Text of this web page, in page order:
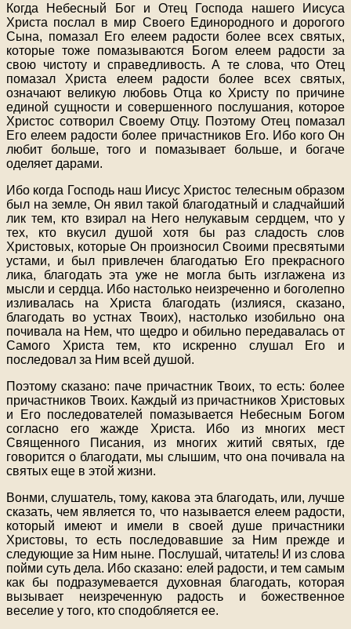
Когда Небесный Бог и Отец Господа нашего Иисуса
Христа послал в мир Своего Единородного и дорогого
Сына, помазал Его елеем радости более всех святых,
которые тоже помазываются Богом елеем радости за
свою чистоту и справедливость. А те слова, что Отец
помазал Христа елеем радости более всех святых,
означают великую любовь Отца ко Христу по причине
единой сущности и совершенного послушания, которое
Христос сотворил Своему Отцу. Поэтому Отец помазал
Его елеем радости более причастников Его. Ибо кого Он
любит больше, того и помазывает больше, и богаче
оделяет дарами.
Ибо когда Господь наш Иисус Христос телесным образом
был на земле, Он явил такой благодатный и сладчайший
лик тем, кто взирал на Него нелукавым сердцем, что у
тех, кто вкусил душой хотя бы раз сладость слов
Христовых, которые Он произносил Своими пресвятыми
устами, и был привлечен благодатью Его прекрасного
лика, благодать эта уже не могла быть изглажена из
мысли и сердца. Ибо настолько неизреченно и боголепно
изливалась на Христа благодать (излияся, сказано,
благодать во устнах Твоих), настолько изобильно она
почивала на Нем, что щедро и обильно передавалась от
Самого Христа тем, кто искренно слушал Его и
последовал за Ним всей душой.
Поэтому сказано: паче причастник Твоих, то есть: более
причастников Твоих. Каждый из причастников Христовых
и Его последователей помазывается Небесным Богом
согласно его жажде Христа. Ибо из многих мест
Священного Писания, из многих житий святых, где
говорится о благодати, мы слышим, что она почивала на
святых еще в этой жизни.
Вонми, слушатель, тому, какова эта благодать, или, лучше
сказать, чем является то, что называется елеем радости,
который имеют и имели в своей душе причастники
Христовы, то есть последовавшие за Ним прежде и
следующие за Ним ныне. Послушай, читатель! И из слова
пойми суть дела. Ибо сказано: елей радости, и тем самым
как бы подразумевается духовная благодать, которая
вызывает неизреченную радость и божественное
веселие у того, кто сподобляется ее.